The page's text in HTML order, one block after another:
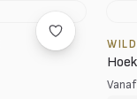
Vanaf